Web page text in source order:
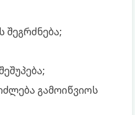
შეგრძნება;
გამოიწვიოს